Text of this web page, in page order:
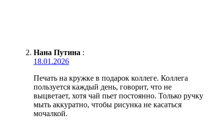
Нана Путина :
18.01.2026
Печать на кружке в подарок коллеге. Коллега
пользуется каждый день, говорит, что не
выцветает, хотя чай пьет постоянно. Только ручку
мыть аккуратно, чтобы рисунка не касаться
мочалкой.